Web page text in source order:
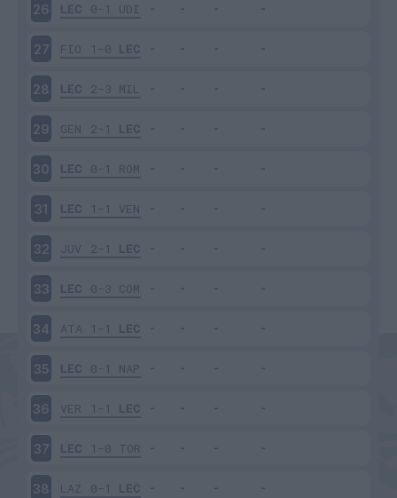
26 LEC 0-1 UDI
27 FIO 1-0 LEC
28 LEC 2-3 MIL
29 GEN 2-1 LEC
30 LEC 0-1 ROM
31 LEC 1-1 VEN
32 JUV 2-1 LEC
33 LEC 0-3 COM
34 ATA 1-1 LEC
35 LEC 0-1 NAP
36 VER 1-1 LEC
37 LEC 1-0 TOR
38 LAZ 0-1 LEC